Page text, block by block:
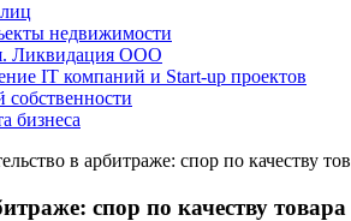
недвижимости
Ликвидация ООО
IT компаний и Start-up проектов
собственности
бизнеса
в арбитраже: спор по качеству
спор по качеству